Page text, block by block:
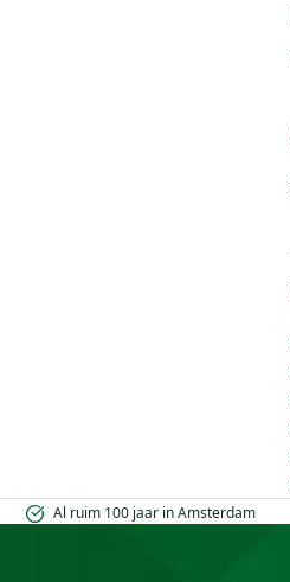
Al ruim 100 jaar in Amsterdam